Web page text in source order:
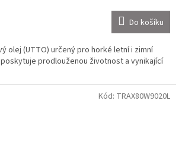
Do košíku
olej (UTTO) určený pro horké letní i zimní
prodlouženou životnost a vynikající
Kód: TRAX80W9020L